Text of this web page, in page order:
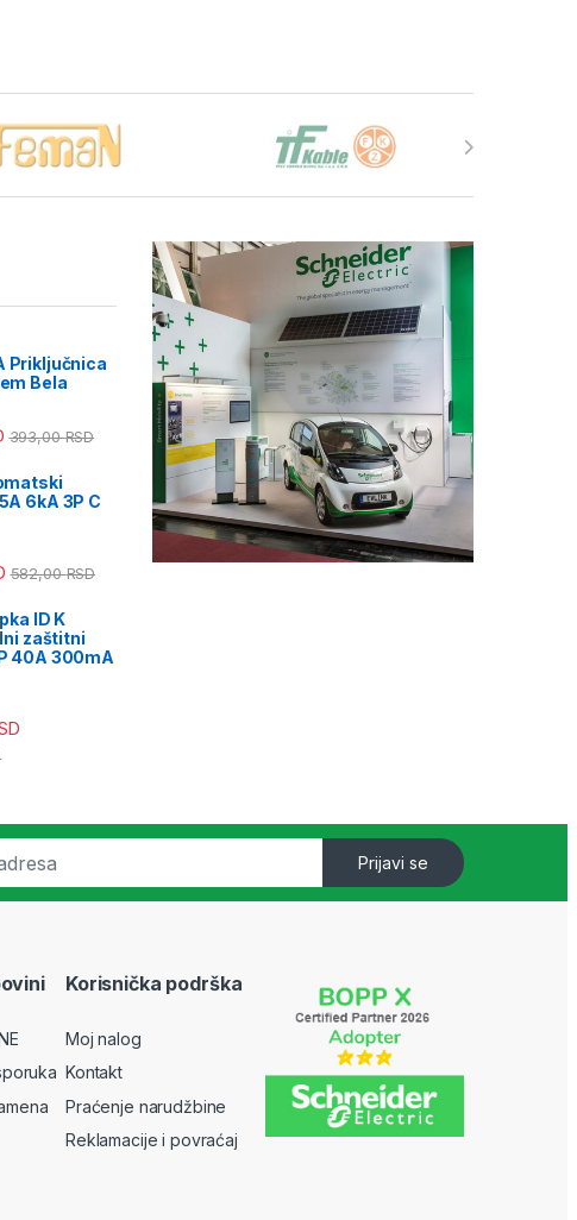
Priključnica
Bela
393,00RSD
6kA 3P C
582,00RSD
ID K
zaštitni
40A 300mA
Prijavi se
Korisnička podrška
Moj nalog
Kontakt
Praćenje narudžbine
Reklamacije i povraćaj